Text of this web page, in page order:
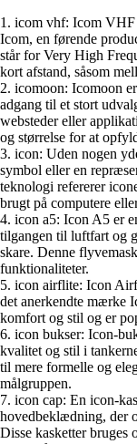
1. icom vhf: Icom VHF
Icom, en førende
står for Very High
kort afstand, såsom
2. icomoon: Icomoon
adgang til et stort
websteder eller
og størrelse for at
3. icon: Uden nogen
symbol eller en
teknologi refererer
brugt på computere
4. icon a5: Icon A5 er
tilgangen til luftfart og
skare. Denne
funktionaliteter.
5. icon airflite: Icon
det anerkendte mærke
komfort og stil og er
6. icon bukser: Icon-
kvalitet og stil i
til mere formelle og
målgruppen.
7. icon cap: En icon-
hovedbeklædning, der
Disse kasketter bruges